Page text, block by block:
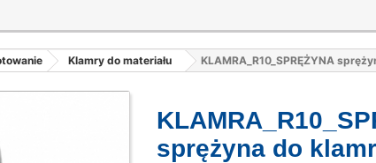
Klamry do materiału KLAMRA_R10_SPRĘŻYNA
sprężyna do